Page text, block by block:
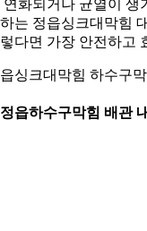
연화되거나 균열이 생
는 정읍싱크대막힘
다면 가장 안전하고
싱크대막힘 하수구
읍하수구막힘 배관